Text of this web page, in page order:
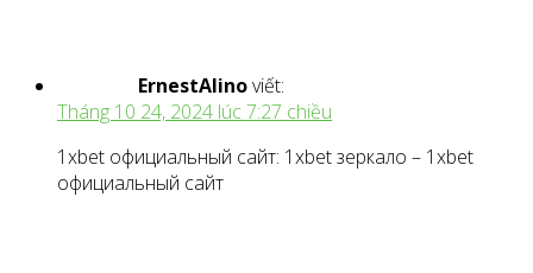
ErnestAlinoviết:
Tháng 10 24, 2024 lúc 7:27 chiều
1xbet официальный сайт: 1xbet зеркало – 1xbet
официальный сайт